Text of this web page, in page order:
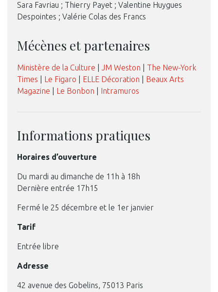
Sara Favriau ; Thierry Payet ; Valentine Huygues
Despointes ; Valérie Colas des Francs
Mécènes et partenaires
Ministère de la Culture JM Weston
The New-York
Times
Le Figaro ELLE Décoration
Beaux Arts
Magazine
Le Bonbon Intramuros
Informations pratiques
Horaires d’ouverture
Du mardi au dimanche de 11h à 18h
Dernière entrée 17h15
Fermé le 25 décembre et le 1er janvier
Tarif
Entrée libre
Adresse
42 avenue des Gobelins, 75013 Paris